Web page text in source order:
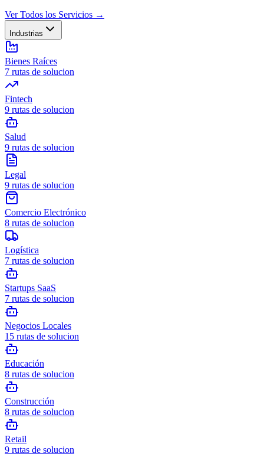
Ver Todos los Servicios →
Industrias
Bienes Raíces
7 rutas de solucion
Fintech
9 rutas de solucion
Salud
9 rutas de solucion
Legal
9 rutas de solucion
Comercio Electrónico
8 rutas de solucion
Logística
7 rutas de solucion
Startups SaaS
7 rutas de solucion
Negocios Locales
15 rutas de solucion
Educación
8 rutas de solucion
Construcción
8 rutas de solucion
Retail
9 rutas de solucion